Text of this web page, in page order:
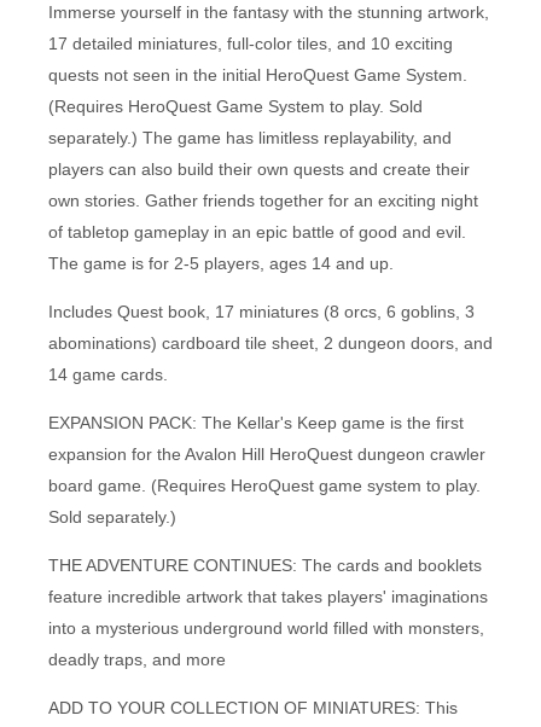
Immerse yourself in the fantasy with the stunning artwork,
17 detailed miniatures, full-color tiles, and 10 exciting
quests not seen in the initial HeroQuest Game System.
(Requires HeroQuest Game System to play. Sold
separately.) The game has limitless replayability, and
players can also build their own quests and create their
own stories. Gather friends together for an exciting night
of tabletop gameplay in an epic battle of good and evil.
The game is for 2-5 players, ages 14 and up.
Includes Quest book, 17 miniatures (8 orcs, 6 goblins, 3
abominations) cardboard tile sheet, 2 dungeon doors, and
14 game cards.
EXPANSION PACK: The Kellar's Keep game is the first
expansion for the Avalon Hill HeroQuest dungeon crawler
board game. (Requires HeroQuest game system to play.
Sold separately.)
THE ADVENTURE CONTINUES: The cards and booklets
feature incredible artwork that takes players' imaginations
into a mysterious underground world filled with monsters,
deadly traps, and more
ADD TO YOUR COLLECTION OF MINIATURES: This